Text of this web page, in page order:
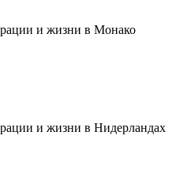
и жизни в Монако
и жизни в Нидерландах